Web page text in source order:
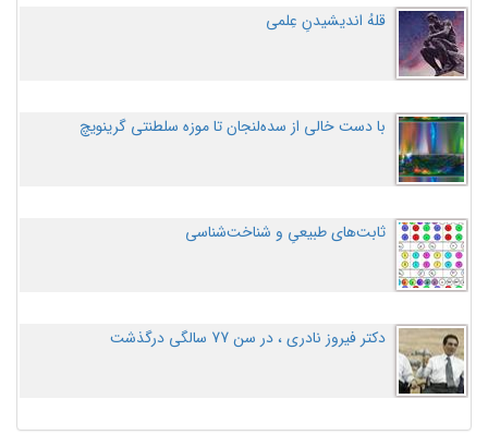
قلهُ اندیشیدنِ عِلمی
با دست خالی از سده‌لنجان تا موزه سلطنتی گرینویچ
ثابت‌های طبیعیِ و شناخت‌شناسی
دکتر فیروز نادری ، در سن 77 سالگی درگذشت